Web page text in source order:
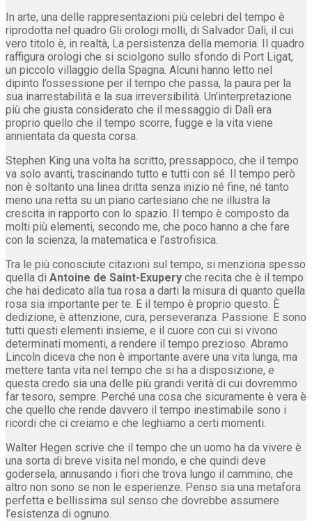
In arte, una delle rappresentazioni più celebri del tempo è
riprodotta nel quadro Gli orologi molli, di Salvador Dalì, il cui
vero titolo è, in realtà, La persistenza della memoria. Il quadro
raffigura orologi che si sciolgono sullo sfondo di Port Ligat,
un piccolo villaggio della Spagna. Alcuni hanno letto nel
dipinto l’ossessione per il tempo che passa, la paura per la
sua inarrestabilità e la sua irreversibilità. Un’interpretazione
più che giusta considerato che il messaggio di Dalì era
proprio quello che il tempo scorre, fugge e la vita viene
annientata da questa corsa.
Stephen King una volta ha scritto, pressappoco, che il tempo
va solo avanti, trascinando tutto e tutti con sé. Il tempo però
non è soltanto una linea dritta senza inizio né fine, né tanto
meno una retta su un piano cartesiano che ne illustra la
crescita in rapporto con lo spazio. Il tempo è composto da
molti più elementi, secondo me, che poco hanno a che fare
con la scienza, la matematica e l’astrofisica.
Tra le più conosciute citazioni sul tempo, si menziona spesso
quella di Antoine de Saint-Exupery che recita che è il tempo
che hai dedicato alla tua rosa a darti la misura di quanto quella
rosa sia importante per te. E il tempo è proprio questo. È
dedizione, è attenzione, cura, perseveranza. Passione. E sono
tutti questi elementi insieme, e il cuore con cui si vivono
determinati momenti, a rendere il tempo prezioso. Abramo
Lincoln diceva che non è importante avere una vita lunga, ma
mettere tanta vita nel tempo che si ha a disposizione, e
questa credo sia una delle più grandi verità di cui dovremmo
far tesoro, sempre. Perché una cosa che sicuramente è vera è
che quello che rende davvero il tempo inestimabile sono i
ricordi che ci creiamo e che leghiamo a certi momenti.
Walter Hegen scrive che il tempo che un uomo ha da vivere è
una sorta di breve visita nel mondo, e che quindi deve
godersela, annusando i fiori che trova lungo il cammino, che
altro non sono se non le esperienze. Penso sia una metafora
perfetta e bellissima sul senso che dovrebbe assumere
l’esistenza di ognuno.